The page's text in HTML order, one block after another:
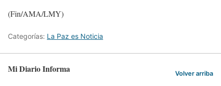
(Fin/AMA/LMY)
Categorías: La Paz es Noticia
Mi Diario Informa Volver arriba